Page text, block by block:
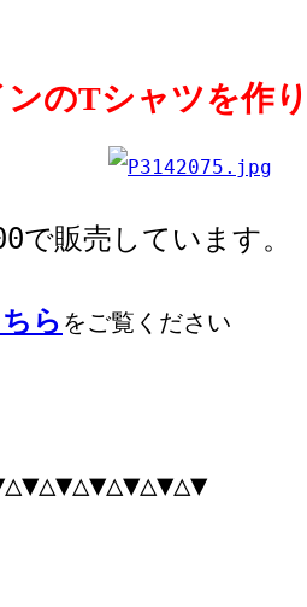
ンのTシャツを作
で販売しています。
ら をご覧ください